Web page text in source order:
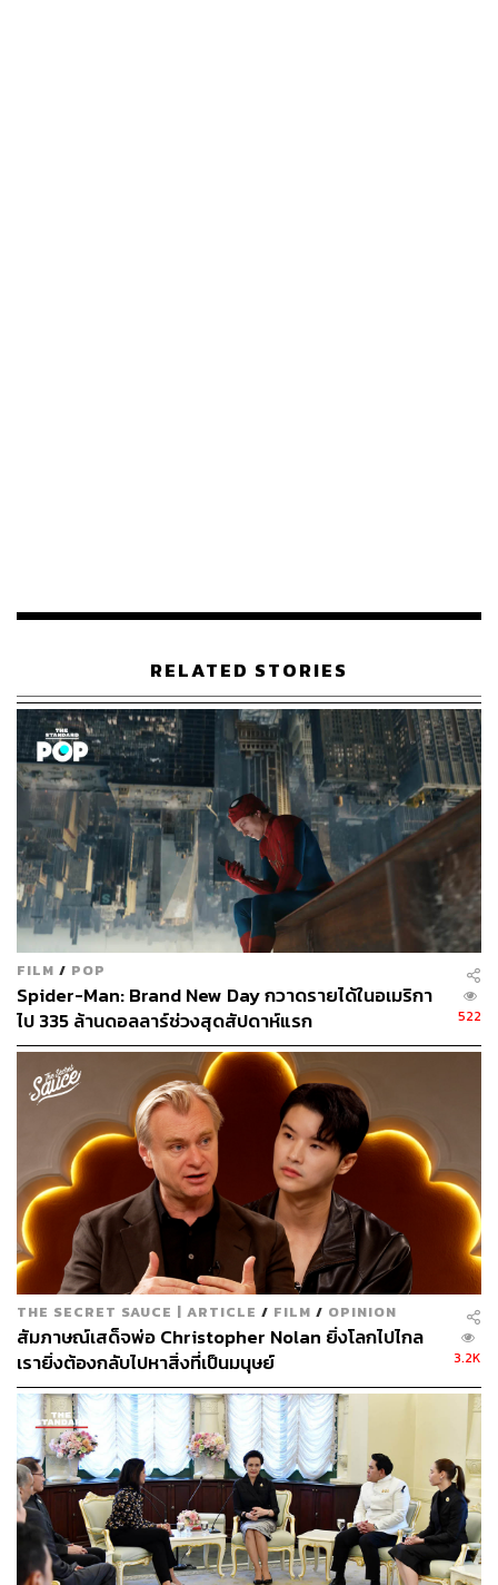
โดยชื่อภาพยนตร์อย่างSupernovaเป็นการนำมาเปรียบเปรย
การระเบิดครั้งใหญ่ของดาวฤกษ์ที่ส่องสว่างไปทั่วจักรวาล
แล้วค่อยๆ ดับลงอย่างรวดเร็ว เหมือนความรักอันยิ่งใหญ่ของ
ทั้งคู่ ที่ค่อยๆ มืดดับลง
กำกับภาพยนตร์โดย Harry Macqueen จากภาพยนตร์
Hinterland(2014) พร้อมด้วยสองนักแสดงมากฝีมืออย่าง
Colin Firth เจ้าของรางวัลออสการ์สาขานักแสดงนำชายยอด
เยี่ยมจาก
The King’s Speech
(2010) และ Stanley Tucci ที่
เคยได้รับการเสนอชื่อเข้าชิงรางวัลออสการ์สาขานักแสดง
สมทบชายยอดเยี่ยมจากThe Lovely Bones(2009)
ร่วมออกเดินทางไกลเพื่อเก็บเกี่ยวเรื่องราวสุดประทับใจเป็น
‘ครั้งสุดท้าย’ ไปกับพวกเขาในSupernova กอดให้รักไม่เลือน
เร็วๆ นี้ ในโรงภาพยนตร์
รับชมตัวอย่างได้ที่นี่
https://www.youtube.com/watch?v=8-WIsJLDKjQ
อ้างอิง:
https://www.rottentomatoes.com/m/supernova_2021
TAGS: Rotten Tomatoes Supernova Stanley Tucci
RELATED STORIES
FILM / POP
Spider-Man: Brand New Day กวาดรายได้ในอเมริกา
ไป 335 ล้านดอลลาร์ช่วงสุดสัปดาห์แรก
522
THE SECRET SAUCE | ARTICLE / FILM / OPINION
สัมภาษณ์เสด็จพ่อ Christopher Nolan ยิ่งโลกไปไกล
เรายิ่งต้องกลับไปหาสิ่งที่เป็นมนุษย์
3.2K